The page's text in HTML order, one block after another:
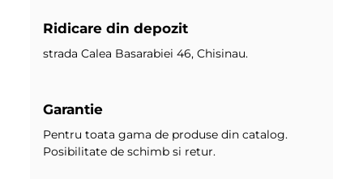
Ridicare din depozit
strada Calea Basarabiei 46, Chisinau.
Garantie
Pentru toata gama de produse din catalog.
Posibilitate de schimb si retur.